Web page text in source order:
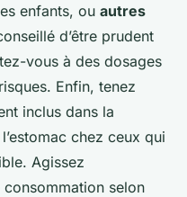
enfants, ou autres
d’être prudent
vous à des dosages
Enfin, tenez
inclus dans la
chez ceux qui
Agissez
selon